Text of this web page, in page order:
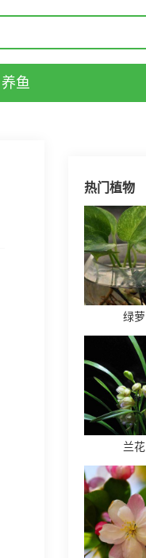
养鱼
热门植物
绿萝
兰花